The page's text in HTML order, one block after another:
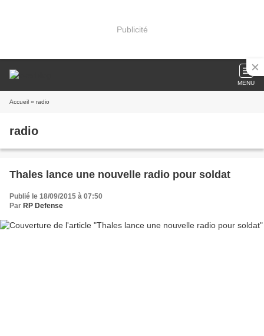
Publicité
MENU
Accueil » radio
radio
Thales lance une nouvelle radio pour soldat
Publié le 18/09/2015 à 07:50
Par RP Defense